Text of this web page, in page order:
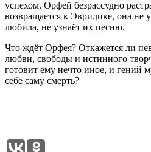
успехом, Орфей безрассудно
возвращается к Эвридике, она не
любила, не узнаёт их песню.
Что ждёт Орфея? Откажется ли
любви, свободы и истинного
готовит ему нечто иное, и гений
себе саму смерть?